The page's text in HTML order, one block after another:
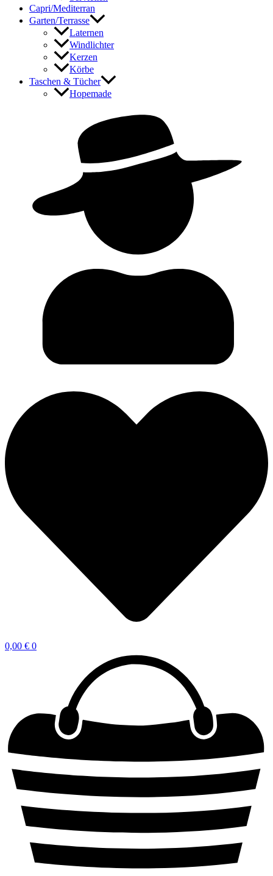
Capri/Mediterran
Garten/Terrasse
Laternen
Windlichter
Kerzen
Körbe
Taschen & Tücher
Hopemade
0,00 € 0